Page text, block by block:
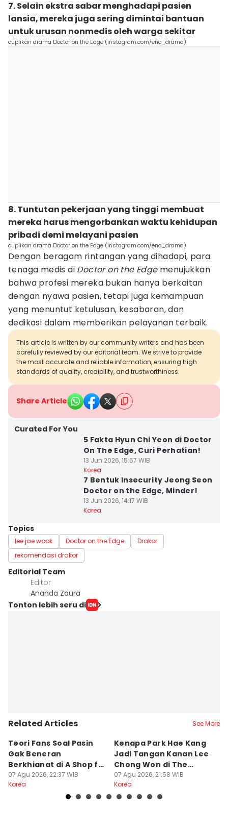
7. Selain ekstra sabar menghadapi pasien
lansia, mereka juga sering dimintai bantuan
untuk urusan nonmedis oleh warga sekitar
cuplikan drama Doctor on the Edge (instagram.com/ena_drama)
8. Tuntutan pekerjaan yang tinggi membuat
mereka harus mengorbankan waktu kehidupan
pribadi demi melayani pasien
cuplikan drama Doctor on the Edge (instagram.com/ena_drama)
Dengan beragam rintangan yang dihadapi, para
tenaga medis di Doctor on the Edgemenujukkan
bahwa profesi mereka bukan hanya berkaitan
dengan nyawa pasien, tetapi juga kemampuan
yang menuntut ketulusan, kesabaran, dan
dedikasi dalam memberikan pelayanan terbaik.
This article is written by our community writers and has been
carefully reviewed by our editorial team. We strive to provide
the most accurate and reliable information, ensuring high
standards of quality, credibility, and trustworthiness.
Share Article
Curated For You
5 Fakta Hyun Chi Yeon di Doctor
On The Edge, Curi Perhatian!
13 Jun 2026, 15:57 WIB
Korea
7 Bentuk Insecurity Jeong Seon
Doctor on the Edge, Minder!
13 Jun 2026, 14:17 WIB
Korea
Topics
lee jae wook Doctor on the Edge
Drakor
rekomendasi drakor
Editorial Team
Editor
Ananda Zaura
Tonton lebih seru di
Related Articles See More
Teori Fans Soal Pasin
Gak Beneran
Berkhianat di A Shop for
Killers 2
07 Agu 2026, 22:37 WIB
Korea
Kenapa Park Hae Kang
Jadi Tangan Kanan Lee
Chong Won di The
Apartment Job?
07 Agu 2026, 21:58 WIB
Korea